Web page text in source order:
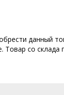
данный
со склада